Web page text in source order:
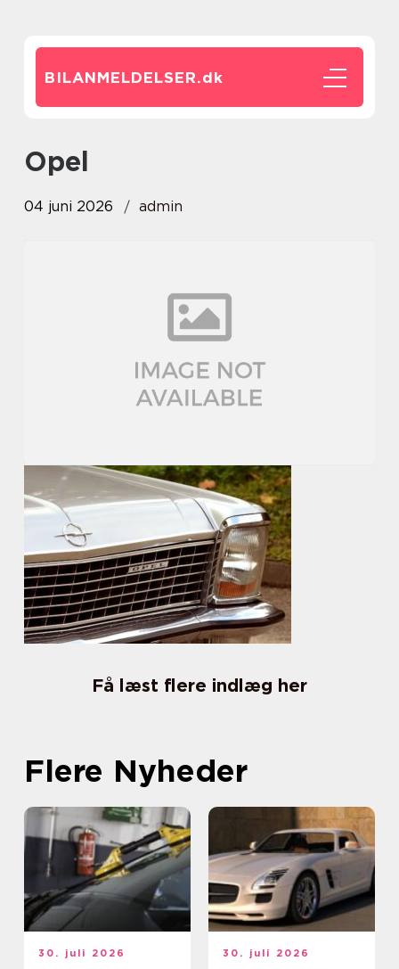
BILANMELDELSER.dk
opel
04 juni 2026 admin
Få læst flere indlæg her
Flere Nyheder
30. juli 2026 30. juli 2026